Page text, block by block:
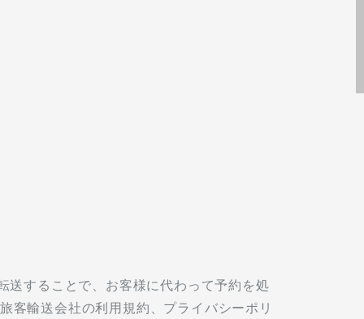
送することで、お客様に代わって予約を処
客輸送会社の利用規約、プライバシーポリ